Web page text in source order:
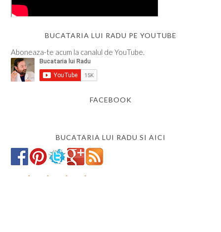
BUCATARIA LUI RADU PE YOUTUBE
Aboneaza-te acum la canalul de YouTube.
FACEBOOK
BUCATARIA LUI RADU SI AICI